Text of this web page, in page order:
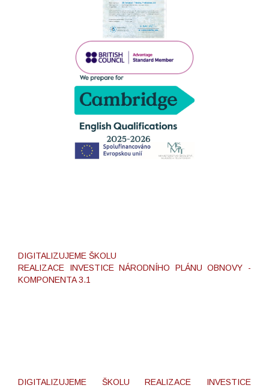
DIGITALIZUJEME ŠKOLU
REALIZACE INVESTICE NÁRODNÍHO PLÁNU OBNOVY -
KOMPONENTA 3.1
DIGITALIZUJEME ŠKOLU REALIZACE INVESTICE